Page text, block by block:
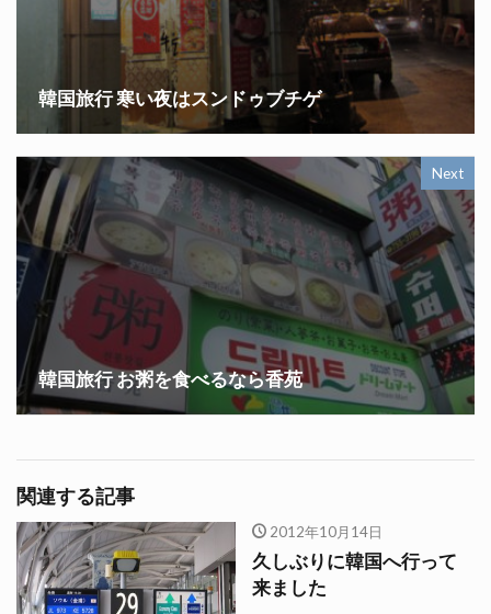
韓国旅行 寒い夜はスンドゥブチゲ
Next
韓国旅行 お粥を食べるなら香苑
関連する記事
2012年10月14日
久しぶりに韓国へ行って
来ました